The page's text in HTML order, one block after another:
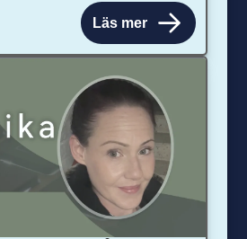
Läs mer